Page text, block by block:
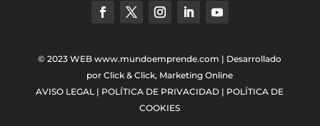
© 2023 WEBwww.mundoemprende.com | Desarrollado
porClick & Click, Marketing Online
AVISO LEGAL | POLÍTICA DE PRIVACIDAD | POLÍTICA DE
COOKIES